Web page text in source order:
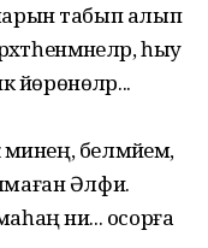
табып алып
һыу
минең, белмәйем,
Әлфиә.
ни... осорға